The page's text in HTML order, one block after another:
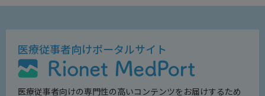
医療従事者向けポータルサイト
医療従事者向けの専門性の高いコンテンツをお届けするため